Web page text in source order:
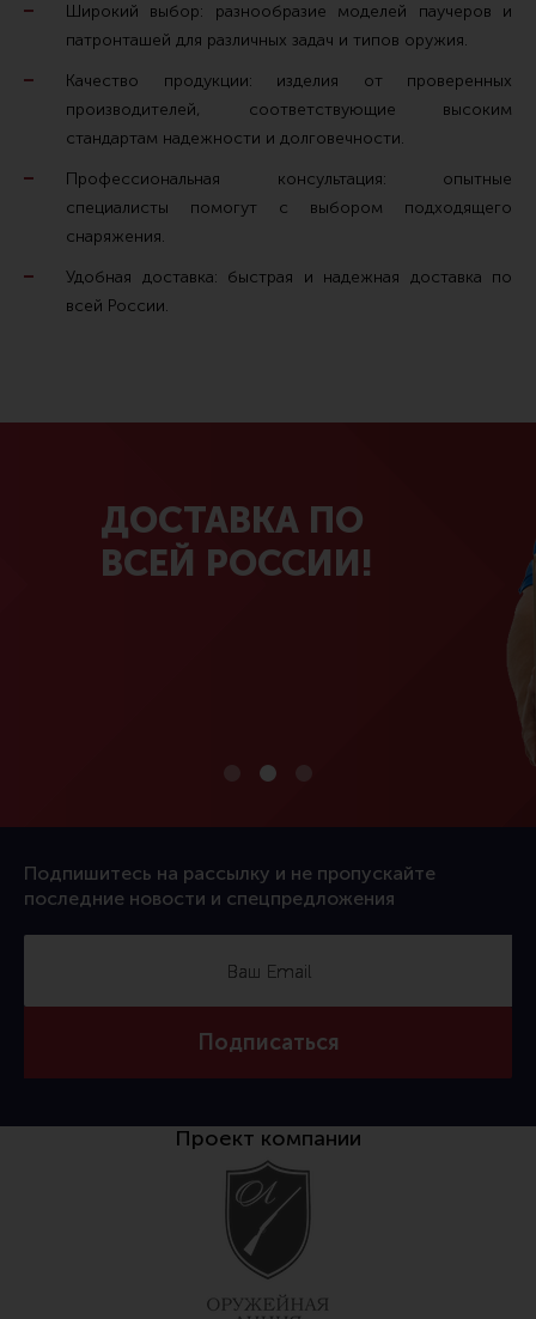
Широкий выбор: разнообразие моделей паучеров и
патронташей для различных задач и типов оружия.
Качество продукции: изделия от проверенных
производителей, соответствующие высоким
стандартам надежности и долговечности.
Профессиональная консультация: опытные
специалисты помогут с выбором подходящего
снаряжения.
Удобная доставка: быстрая и надежная доставка по
всей России.
ДОСТАВКА ПО
ВСЕЙ РОССИИ!
Подпишитесь на рассылку и не пропускайте
последние новости и спецпредложения
Подписаться
Проект компании